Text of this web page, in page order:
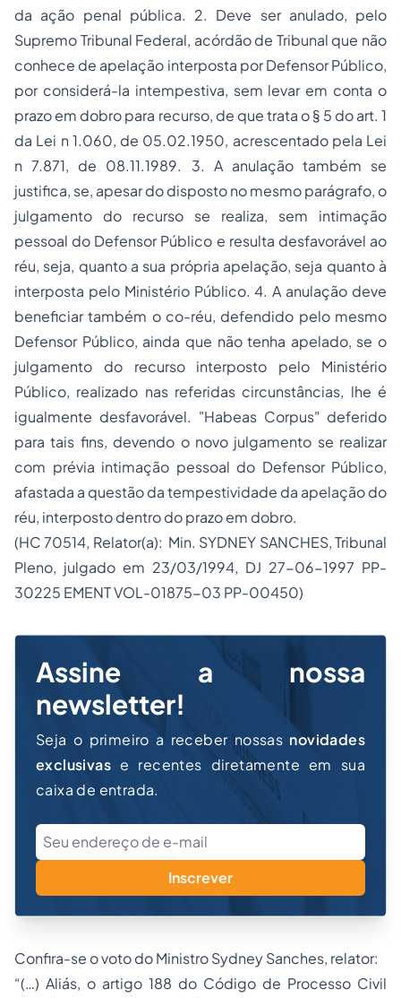
da ação penal pública. 2. Deve ser anulado, pelo
Supremo Tribunal Federal, acórdão de Tribunal que não
conhece de apelação interposta por Defensor Público,
por considerá-la intempestiva, sem levar em conta o
prazo em dobro para recurso, de que trata o § 5 do art. 1
da Lei n 1.060, de 05.02.1950, acrescentado pela Lei
n 7.871, de 08.11.1989. 3. A anulação também se
justifica, se, apesar do disposto no mesmo parágrafo, o
julgamento do recurso se realiza, sem intimação
pessoal do Defensor Público e resulta desfavorável ao
réu, seja, quanto a sua própria apelação, seja quanto à
interposta pelo Ministério Público. 4. A anulação deve
beneficiar também o co-réu, defendido pelo mesmo
Defensor Público, ainda que não tenha apelado, se o
julgamento do recurso interposto pelo Ministério
Público, realizado nas referidas circunstâncias, lhe é
igualmente desfavorável. "Habeas Corpus" deferido
para tais fins, devendo o novo julgamento se realizar
com prévia intimação pessoal do Defensor Público,
afastada a questão da tempestividade da apelação do
réu, interposto dentro do prazo em dobro.
(HC 70514, Relator(a): Min. SYDNEY SANCHES, Tribunal
Pleno, julgado em 23/03/1994, DJ 27-06-1997 PP-
30225 EMENT VOL-01875-03 PP-00450)
Assine a nossa
newsletter!
Seja o primeiro a receber nossas novidades
exclusivas e recentes diretamente em sua
caixa de entrada.
Inscrever
Confira-se o voto do Ministro Sydney Sanches, relator:
“(…) Aliás, o artigo 188 do Código de Processo Civil